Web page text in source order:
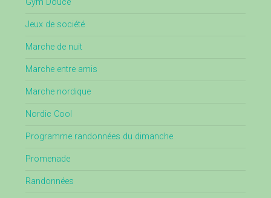
Gym Douce
Jeux de société
Marche de nuit
Marche entre amis
Marche nordique
Nordic Cool
Programme randonnées du dimanche
Promenade
Randonnées